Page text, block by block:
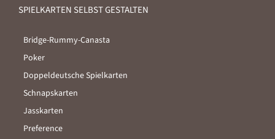
SPIELKARTEN SELBST GESTALTEN
Bridge-Rummy-Canasta
Poker
Doppeldeutsche Spielkarten
Schnapskarten
Jasskarten
Preference